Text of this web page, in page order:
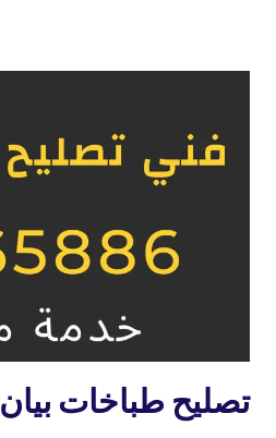
طباخات
تصليح طباخات بيان